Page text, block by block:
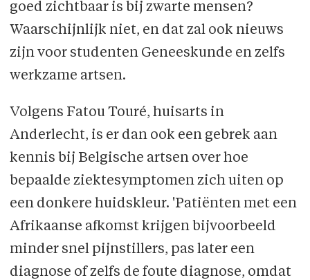
goed zichtbaar is bij zwarte mensen?
Waarschijnlijk niet, en dat zal ook nieuws
zijn voor studenten Geneeskunde en zelfs
werkzame artsen.
Volgens Fatou Touré, huisarts in
Anderlecht, is er dan ook een gebrek aan
kennis bij Belgische artsen over hoe
bepaalde ziektesymptomen zich uiten op
een donkere huidskleur. 'Patiënten met een
Afrikaanse afkomst krijgen bijvoorbeeld
minder snel pijnstillers, pas later een
diagnose of zelfs de foute diagnose, omdat